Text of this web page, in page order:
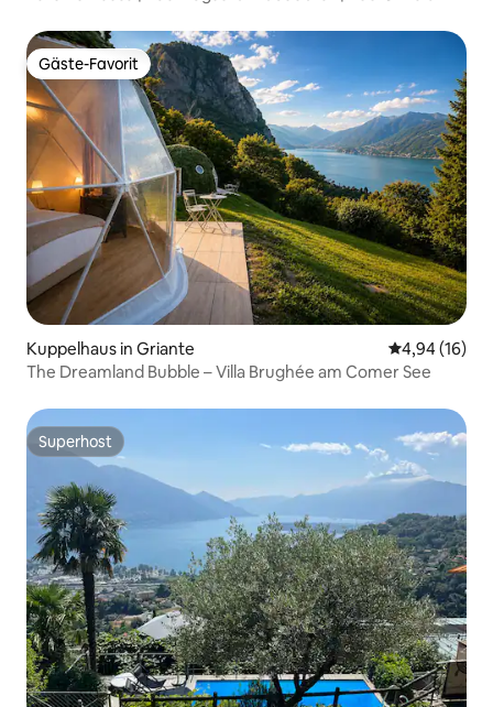
Gäste-Favorit
Gäste-Favorit
Kuppelhaus in Griante
4,94 (16)
The Dreamland Bubble – Villa Brughée am Comer See
Superhost
Superhost